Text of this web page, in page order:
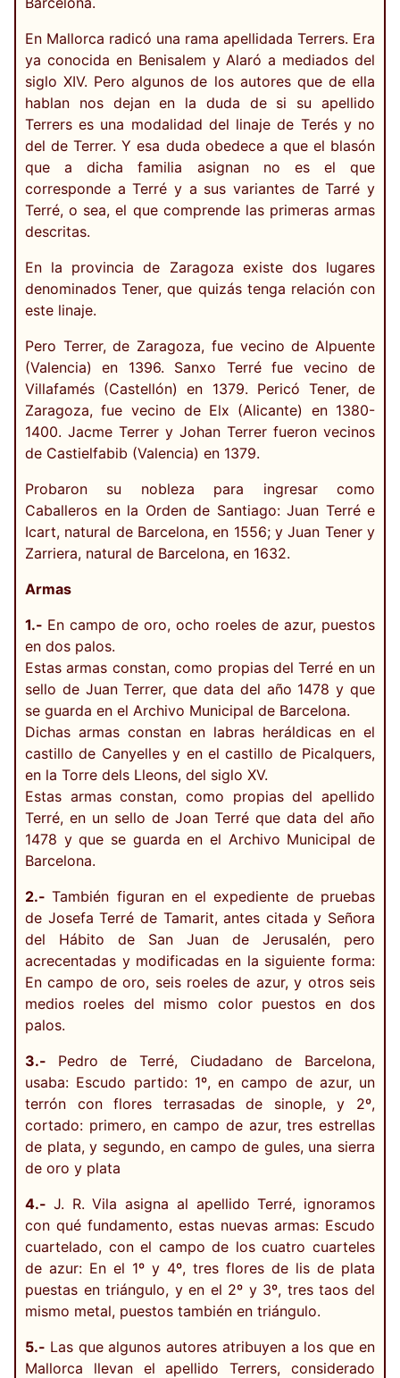
En Mallorca radicó una rama apellidada Terrers. Era
ya conocida en Benisalem y Alaró a mediados del
siglo XIV. Pero algunos de los autores que de ella
hablan nos dejan en la duda de si su apellido
Terrers es una modalidad del linaje de Terés y no
del de Terrer. Y esa duda obedece a que el blasón
que a dicha familia asignan no es el que
corresponde a Terré y a sus variantes de Tarré y
Terré, o sea, el que comprende las primeras armas
descritas.
En la provincia de Zaragoza existe dos lugares
denominados Tener, que quizás tenga relación con
este linaje.
Pero Terrer, de Zaragoza, fue vecino de Alpuente
(Valencia) en 1396. Sanxo Terré fue vecino de
Villafamés (Castellón) en 1379. Pericó Tener, de
Zaragoza, fue vecino de Elx (Alicante) en 1380-
1400. Jacme Terrer y Johan Terrer fueron vecinos
de Castielfabib (Valencia) en 1379.
Probaron su nobleza para ingresar como
Caballeros en la Orden de Santiago: Juan Terré e
Icart, natural de Barcelona, en 1556; y Juan Tener y
Zarriera, natural de Barcelona, en 1632.
Armas
1.- En campo de oro, ocho roeles de azur, puestos
en dos palos.
Estas armas constan, como propias del Terré en un
sello de Juan Terrer, que data del año 1478 y que
se guarda en el Archivo Municipal de Barcelona.
Dichas armas constan en labras heráldicas en el
castillo de Canyelles y en el castillo de Picalquers,
en la Torre dels Lleons, del siglo XV.
Estas armas constan, como propias del apellido
Terré, en un sello de Joan Terré que data del año
1478 y que se guarda en el Archivo Municipal de
Barcelona.
2.-También figuran en el expediente de pruebas
de Josefa Terré de Tamarit, antes citada y Señora
del Hábito de San Juan de Jerusalén, pero
acrecentadas y modificadas en la siguiente forma:
En campo de oro, seis roeles de azur, y otros seis
medios roeles del mismo color puestos en dos
palos.
3.- Pedro de Terré, Ciudadano de Barcelona,
usaba: Escudo partido: 1º, en campo de azur, un
terrón con flores terrasadas de sinople, y 2º,
cortado: primero, en campo de azur, tres estrellas
de plata, y segundo, en campo de gules, una sierra
de oro y plata
4.- J. R. Vila asigna al apellido Terré, ignoramos
con qué fundamento, estas nuevas armas: Escudo
cuartelado, con el campo de los cuatro cuarteles
de azur: En el 1º y 4º, tres flores de lis de plata
puestas en triángulo, y en el 2º y 3º, tres taos del
mismo metal, puestos también en triángulo.
5.- Las que algunos autores atribuyen a los que en
Mallorca llevan el apellido Terrers, considerado